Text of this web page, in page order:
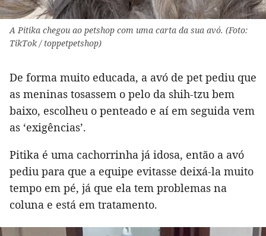
A Pitika chegou ao petshop com uma carta da sua avó. (Foto:
TikTok / toppetpetshop)
De forma muito educada, a avó de pet pediu que
as meninas tosassem o pelo da shih-tzu bem
baixo, escolheu o penteado e aí em seguida vem
as ‘exigências’.
Pitika é uma cachorrinha já idosa, então a avó
pediu para que a equipe evitasse deixá-la muito
tempo em pé, já que ela tem problemas na
coluna e está em tratamento.